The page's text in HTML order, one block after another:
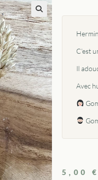
C’est
Il
Avec
5,00 €